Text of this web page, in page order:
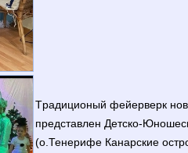
Tрадиционый фейерверк
представлен Детско-
(о.Тенерифе Канарские